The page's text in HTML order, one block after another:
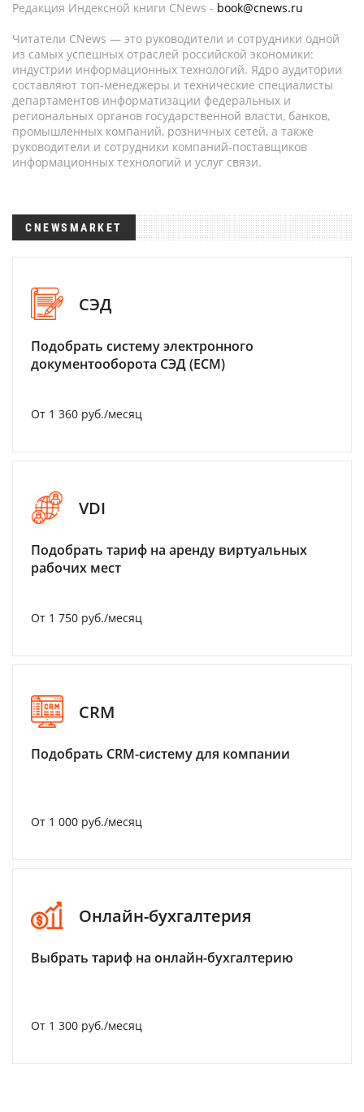
Редакция Индексной книги CNews - book@cnews.ru
Читатели CNews — это руководители и сотрудники одной
из самых успешных отраслей российской экономики:
индустрии информационных технологий. Ядро аудитории
составляют топ-менеджеры и технические специалисты
департаментов информатизации федеральных и
региональных органов государственной власти, банков,
промышленных компаний, розничных сетей, а также
руководители и сотрудники компаний-поставщиков
информационных технологий и услуг связи.
CNEWSMARKET
СЭД
Подобрать систему электронного
документооборота СЭД (ECM)
От 1 360 руб./месяц
VDI
Подобрать тариф на аренду виртуальных
рабочих мест
От 1 750 руб./месяц
CRM
Подобрать CRM-систему для компании
От 1 000 руб./месяц
Онлайн-бухгалтерия
Выбрать тариф на онлайн-бухгалтерию
От 1 300 руб./месяц